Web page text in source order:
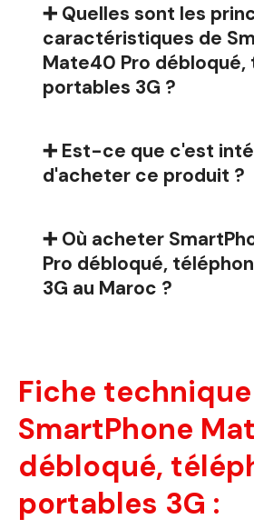
➕ Quelles sont les
caractéristiques de
Mate40 Pro débloqué,
portables 3G ?
➕ Est-ce que c'est
d'acheter ce produit ?
➕ Où acheter
Pro débloqué,
3G au Maroc ?
Fiche
SmartPhone
débloqué,
portables 3G :